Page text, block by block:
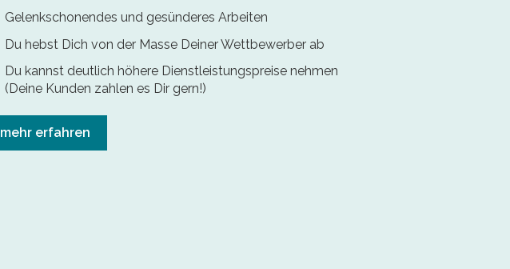
Gelenkschonendes und gesünderes Arbeiten
Du hebst Dich von der Masse Deiner Wettbewerber ab
Du kannst deutlich höhere Dienstleistungspreise nehmen
(Deine Kunden zahlen es Dir gern!)
mehr erfahren